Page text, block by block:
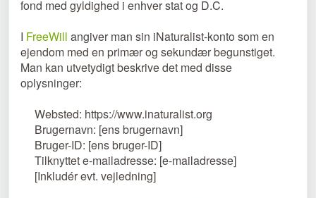
fond med gyldighed i enhver stat og D.C.
I FreeWill angiver man sin iNaturalist-konto som en
ejendom med en primær og sekundær begunstiget.
Man kan utvetydigt beskrive det med disse
oplysninger:
Websted: https://www.inaturalist.org
Brugernavn: [ens brugernavn]
Bruger-ID: [ens bruger-ID]
Tilknyttet e-mailadresse: [e-mailadresse]
[Inkludér evt. vejledning]